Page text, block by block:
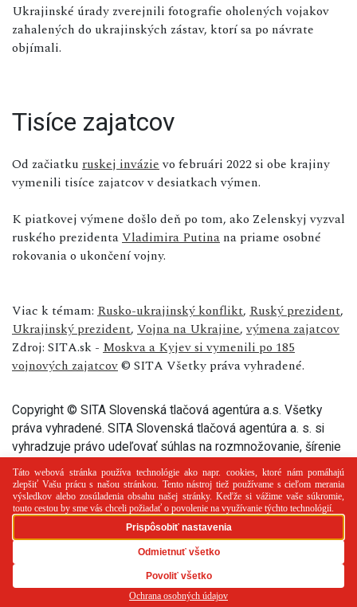
Ukrajinské úrady zverejnili fotografie oholených vojakov
zahalených do ukrajinských zástav, ktorí sa po návrate
objímali.
Tisíce zajatcov
Od začiatku ruskej invázievo februári 2022 si obe krajiny
vymenili tisíce zajatcov v desiatkach výmen.
K piatkovej výmene došlo deň po tom, ako Zelenskyj vyzval
ruského prezidentaVladimira Putina na priame osobné
rokovania o ukončení vojny.
Viac k témam: Rusko-ukrajinský konflikt, Ruský prezident,
Ukrajinský prezident, Vojna na Ukrajine,výmena zajatcov
Zdroj: SITA.sk - Moskva a Kyjev si vymenili po 185
vojnových zajatcov© SITA Všetky práva vyhradené.
Copyright © SITA Slovenská tlačová agentúra a.s. Všetky
práva vyhradené. SITA Slovenská tlačová agentúra a. s. si
vyhradzuje právo udeľovať súhlas na rozmnožovanie, šírenie
PR článok
používania cookies
RSS